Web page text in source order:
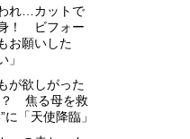
れ…カットで
！ ビフォー
お願いした
」
が欲しがった
？ 焦る母を救
「天使降臨」